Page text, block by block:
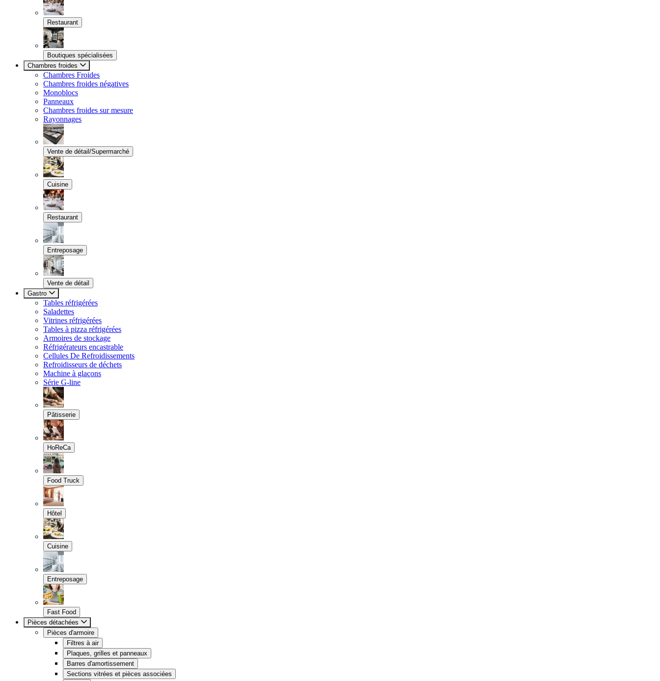
Restaurant
Boutiques spécialisées
Chambres froides
Chambres Froides
Chambres froides négatives
Monoblocs
Panneaux
Chambres froides sur mesure
Rayonnages
Vente de détail/Supermarché
Cuisine
Restaurant
Entreposage
Vente de détail
Gastro
Tables réfrigérées
Saladettes
Vitrines réfrigérées
Tables à pizza réfrigérées
Armoires de stockage
Réfrigérateurs encastrable
Cellules De Refroidissements
Refroidisseurs de déchets
Machine à glaçons
Série G-line
Pâtisserie
HoReCa
Food Truck
Hôtel
Cuisine
Entreposage
Fast Food
Pièces détachées
Pièces d'armoire
Filtres à air
Plaques, grilles et panneaux
Barres d'amortissement
Sections vitrées et pièces associées